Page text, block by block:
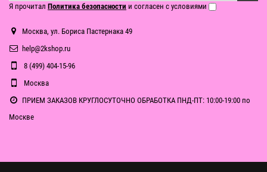
Я прочитал Политика безопасности и согласен с условиями
Москва, ул. Бориса Пастернака 49
help@2kshop.ru
8 (499) 404-15-96
Москва
ПРИЕМ ЗАКАЗОВ КРУГЛОСУТОЧНО ОБРАБОТКА ПНД-ПТ: 10:00-19:00 по
Москве